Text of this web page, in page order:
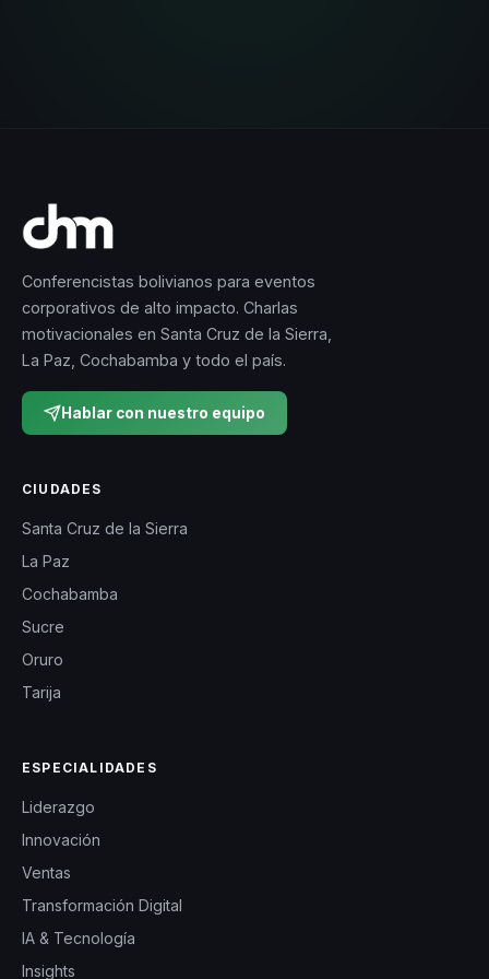
Conferencistas bolivianos para eventos
corporativos de alto impacto. Charlas
motivacionales en Santa Cruz de la Sierra,
La Paz, Cochabamba y todo el país.
Hablar con nuestro equipo
CIUDADES
Santa Cruz de la Sierra
La Paz
Cochabamba
Sucre
Oruro
Tarija
ESPECIALIDADES
Liderazgo
Innovación
Ventas
Transformación Digital
IA & Tecnología
Insights